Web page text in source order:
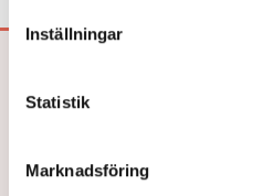
Inställningar
Statistik
Marknadsföring
Drottninggatan 26
Tel: 042-33 03 40
E-post:info@hegas.se